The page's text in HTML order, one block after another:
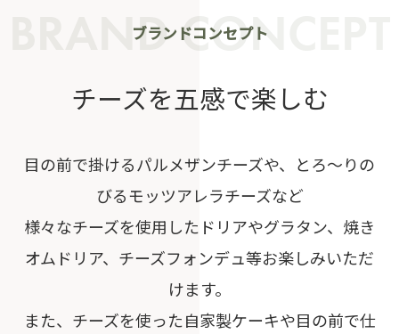
BRAND CONCEPT
ブランドコンセプト
チーズを五感で楽しむ
目の前で掛けるパルメザンチーズや、とろ～りの
びるモッツアレラチーズなど
様々なチーズを使用したドリアやグラタン、焼き
オムドリア、チーズフォンデュ等お楽しみいただ
けます。
また、チーズを使った自家製ケーキや目の前で仕